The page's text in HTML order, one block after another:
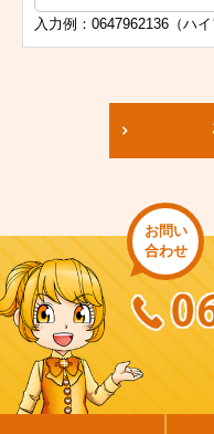
入力例：0647962136（ハイ
お問い
合わせ